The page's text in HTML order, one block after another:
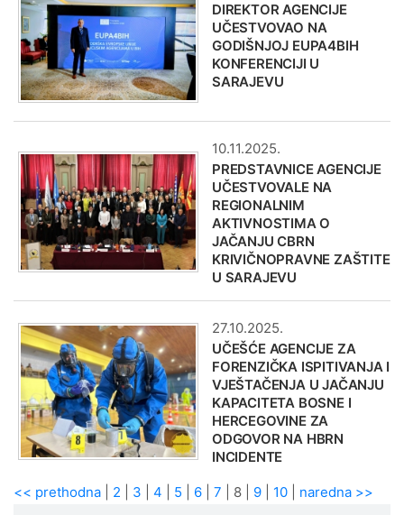
DIREKTOR AGENCIJE
UČESTVOVAO NA
GODIŠNJOJ EUPA4BIH
KONFERENCIJI U
SARAJEVU
10.11.2025.
PREDSTAVNICE AGENCIJE
UČESTVOVALE NA
REGIONALNIM
AKTIVNOSTIMA O
JAČANJU CBRN
KRIVIČNOPRAVNE ZAŠTITE
U SARAJEVU
27.10.2025.
UČEŠĆE AGENCIJE ZA
FORENZIČKA ISPITIVANJA I
VJEŠTAČENJA U JAČANJU
KAPACITETA BOSNE I
HERCEGOVINE ZA
ODGOVOR NA HBRN
INCIDENTE
<< prethodna 2 3 4 5 6 7 8 9 10 naredna >>